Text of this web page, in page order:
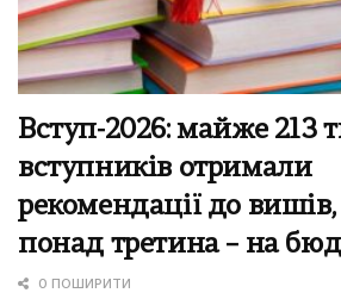
Вступ-2026: майже 213
вступників отримали
рекомендації до вишів,
понад третина – на
0 ПОШИРИТИ